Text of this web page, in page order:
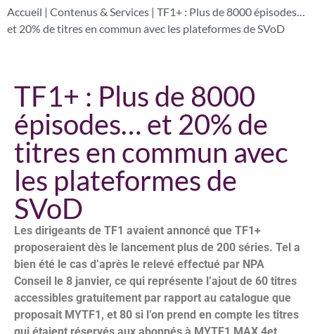
Accueil | Contenus & Services | TF1+ : Plus de 8000 épisodes…
et 20% de titres en commun avec les plateformes de SVoD
TF1+ : Plus de 8000
épisodes… et 20% de
titres en commun avec
les plateformes de
SVoD
Les dirigeants de TF1 avaient annoncé que TF1+
proposeraient dès le lancement plus de 200 séries. Tel a
bien été le cas d’après le relevé effectué par NPA
Conseil le 8 janvier, ce qui représente l’ajout de 60 titres
accessibles gratuitement par rapport au catalogue que
proposait MYTF1, et 80 si l’on prend en compte les titres